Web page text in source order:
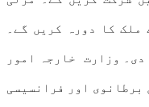
کے ملک کا دورہ کریں گے۔
وزارت خارجہ امور
برطانوی اور فرانسیسی